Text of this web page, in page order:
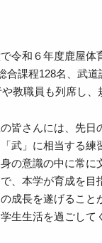
令和６年度鹿屋体
合課程128名、武
教職員も列席し
皆さんには、先
武」に相当する
の意識の中に常
、本学が育成を
成長を遂げるこ
生生活を過ごし